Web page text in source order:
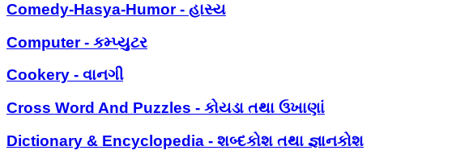
Comedy-Hasya-Humor - હાસ્ય
Computer - કમ્પ્યુટર
Cookery - વાનગી
Cross Word And Puzzles - કોયડા તથા ઉખાણાં
Dictionary & Encyclopedia - શબ્દકોશ તથા જ્ઞાનકોશ